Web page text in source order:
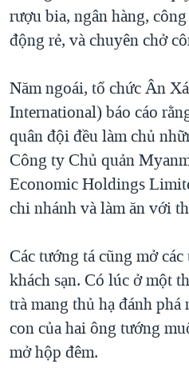
rượu bia, ngân hàng,
động rẻ, và chuyên chở
Năm ngoái, tổ chức Ân
International) báo cáo
quân đội đều làm chủ
Công ty Chủ quản
Economic Holdings
chi nhánh và làm ăn với
Các tướng tá cũng mở
khách sạn. Có lúc ở một
trà mang thủ hạ đánh
con của hai ông tướng
mở hộp đêm.